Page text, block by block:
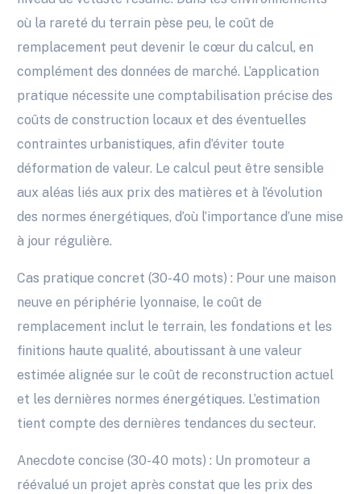
où la rareté du terrain pèse peu, le coût de
remplacement peut devenir le cœur du calcul, en
complément des données de marché. L’application
pratique nécessite une comptabilisation précise des
coûts de construction locaux et des éventuelles
contraintes urbanistiques, afin d’éviter toute
déformation de valeur. Le calcul peut être sensible
aux aléas liés aux prix des matières et à l’évolution
des normes énergétiques, d’où l’importance d’une mise
à jour régulière.
Cas pratique concret (30-40 mots) : Pour une maison
neuve en périphérie lyonnaise, le coût de
remplacement inclut le terrain, les fondations et les
finitions haute qualité, aboutissant à une valeur
estimée alignée sur le coût de reconstruction actuel
et les dernières normes énergétiques. L’estimation
tient compte des dernières tendances du secteur.
Anecdote concise (30-40 mots) : Un promoteur a
réévalué un projet après constat que les prix des